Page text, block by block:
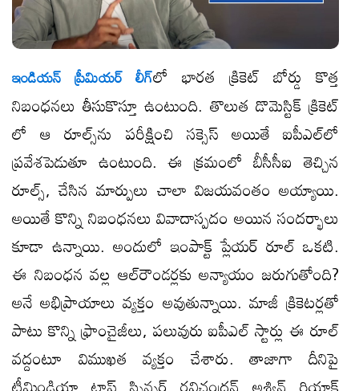
ఇండియన్ ప్రీమియర్ లీగ్​లో భారత క్రికెట్ బోర్డు కొత్త
నిబంధనలు తీసుకొస్తూ ఉంటుంది. తొలుత డొమెస్టిక్ క్రికెట్​
లో ఆ రూల్స్​ను పరీక్షించి సక్సెస్ అయితే ఐపీఎల్​లో
ప్రవేశపెడుతూ ఉంటుంది. ఈ క్రమంలో బీసీసీఐ తెచ్చిన
రూల్స్, చేసిన మార్పులు చాలా విజయవంతం అయ్యాయి.
అయితే కొన్ని నిబంధనలు వివాదాస్పదం అయిన సందర్భాలు
కూడా ఉన్నాయి. అందులో ఇంపాక్ట్ ప్లేయర్ రూల్ ఒకటి.
ఈ నిబంధన వల్ల ఆల్​రౌండర్లకు అన్యాయం జరుగుతోంది?
అనే అభిప్రాయాలు వ్యక్తం అవుతున్నాయి. మాజీ క్రికెటర్లతో
పాటు కొన్ని ఫ్రాంచైజీలు, పలువురు ఐపీఎల్ స్టార్లు ఈ రూల్​
వద్దంటూ విముఖత వ్యక్తం చేశారు. తాజాగా దీనిపై